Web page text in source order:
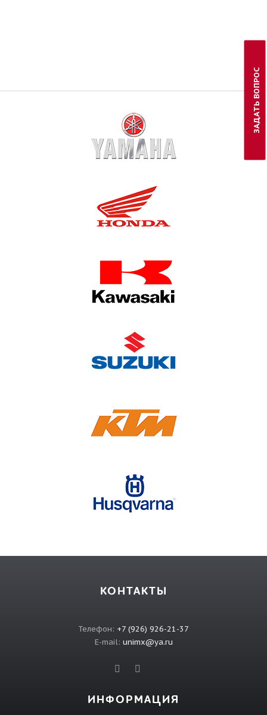
КОНТАКТЫ
Телефон: +7 (926) 926-21-37
E-mail: unimx@ya.ru
ИНФОРМАЦИЯ
ЗАДАТЬ ВОПРОС